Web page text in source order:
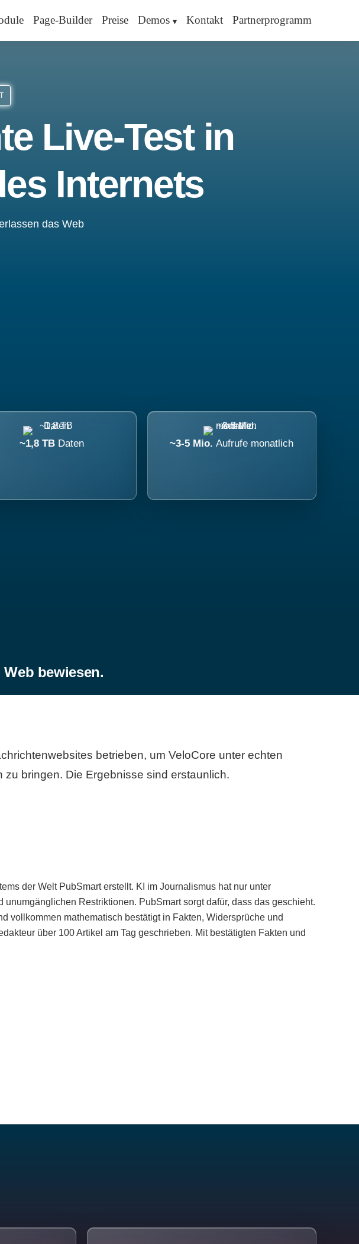
Page-Builder Preise Demos Kontakt Partnerprogramm
Live-Test in
Internets
das Web
~1,8 TB Daten ~3-5 Mio.Aufrufe monatlich
bewiesen.
betrieben, um VeloCore unter echten
bringen. Die Ergebnisse sind erstaunlich.
der Welt PubSmart erstellt. KI im Journalismus hat nur unter
Restriktionen. PubSmart sorgt dafür, dass das geschieht.
vollkommen mathematisch bestätigt in Fakten, Widersprüche und
über 100 Artikel am Tag geschrieben. Mit bestätigten Fakten und